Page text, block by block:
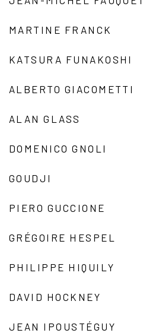
MARTINE FRANCK
KATSURA FUNAKOSHI
ALBERTO GIACOMETTI
ALAN GLASS
DOMENICO GNOLI
GOUDJI
PIERO GUCCIONE
GRÉGOIRE HESPEL
PHILIPPE HIQUILY
DAVID HOCKNEY
JEAN IPOUSTÉGUY